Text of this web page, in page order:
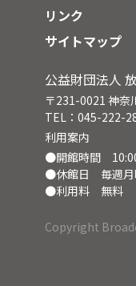
リンク
サイトマップ
公益財団法人
〒231-0021 神奈
TEL：045-222-
利用案内
●開館時間 10:00
●休館日 毎週月
●利用料 無料
Copyright